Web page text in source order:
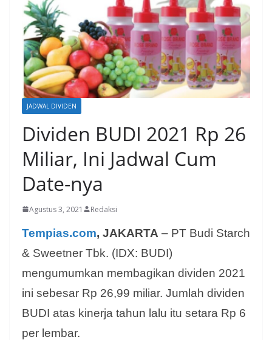
JADWAL DIVIDEN
Dividen BUDI 2021 Rp 26
Miliar, Ini Jadwal Cum
Date-nya
Agustus 3, 2021 Redaksi
Tempias.com, JAKARTA – PT Budi Starch
& Sweetner Tbk. (IDX: BUDI)
mengumumkan membagikan dividen 2021
ini sebesar Rp 26,99 miliar. Jumlah dividen
BUDI atas kinerja tahun lalu itu setara Rp 6
per lembar.